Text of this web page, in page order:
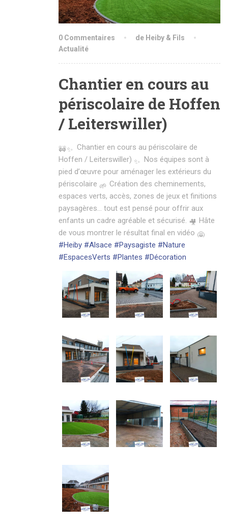
0 Commentaires
de Heiby & Fils
Actualité
Chantier en cours au
périscolaire de Hoffen
/ Leiterswiller)
Chantier en cours au périscolaire de
Hoffen / Leiterswiller)
Nos équipes sont à
pied d’œuvre pour aménager les extérieurs du
périscolaire
Création des cheminements,
espaces verts, accès, zones de jeux et finitions
paysagères… tout est pensé pour offrir aux
enfants un cadre agréable et sécurisé.
Hâte
de vous montrer le résultat final en vidéo
#Heiby #Alsace #Paysagiste #Nature
#EspacesVerts #Plantes #Décoration